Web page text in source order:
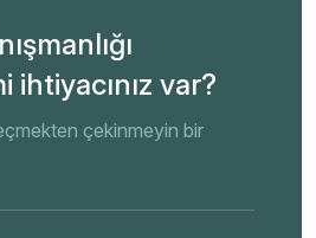
ihtiyacınız var?
çekinmeyin bir